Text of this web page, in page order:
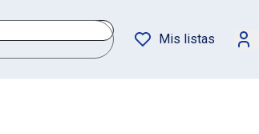
Mis listas